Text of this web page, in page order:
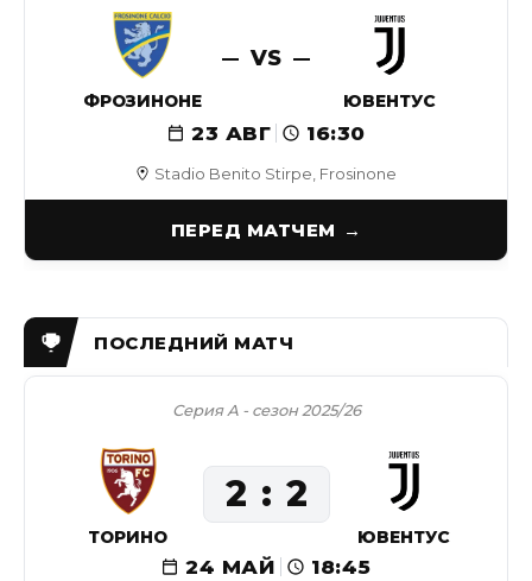
Stadio Benito Stirpe, Frosinone
ФРОЗИНОНЕ
VS
ЮВЕНТУС
23 АВГ 16:30
ПЕРЕД МАТЧЕМ
Серия А - сезон 2025/26
24 МАЙ 18:45
ТОРИНО
2 2
ЮВЕНТУС